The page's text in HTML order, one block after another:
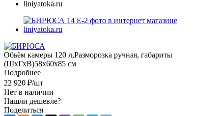
Обьём камеры 120 л,Разморозка ручная, габариты
(ШxГxВ)58x60x85 см
Подробнее
22 920 ₽/шт
Нет в наличии
Нашли дешевле?
Поделиться